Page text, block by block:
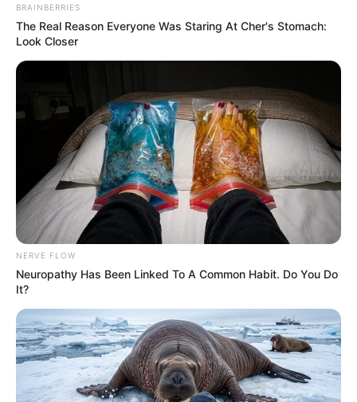
seit 1995 bei der Stadt Gommern angelegte
Gesteinsgarten als die größte Steinsammlung in
Deutschland. In der Nähe der Ausstellung befindet
sich außerdem noch der Rest einer Flugsanddüne.
www.gesteinsgarten.de
Zoologischer Garten Magdeburg - Eingebettet in
einer Parklandschaft besitzt die Anlage Tiergehege
und Tierhäuser mit mehr als 900 Tieren aus 180
Arten. Das Ausflugsziel ist der beliebteste und
meistbesuchte Tierpark in Sachsen-Anhalt.
Informationen unterwww.zoo-magdeburg.de
Haldensleben - In der einst planmäßig vom
Sachsenherzog Heinrich dem Löwen angelegten
Stadt ist noch eine gute Altbausubstanz mit
klassizistischen Repräsentationsgebäuden sowie
Wohnhäusern aus der Biedermaier- und Gründerzeit
zu sehen. Erhalten geblieben sind aber auch große
Teile der ehemaligen Stadtmauer mit zwei
Tortürmen. Informationen unterwww.haldensleben.d
BRAINBERRIES
The Real Reason Everyone Was Staring At Cher's Stomach:
Look Closer
NERVE FLOW
Neuropathy Has Been Linked To A Common Habit. Do You Do
It?